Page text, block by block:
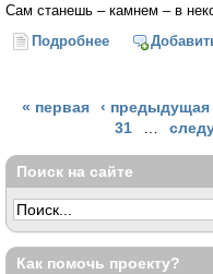
Сам станешь – камнем – в
Подробнее о
Страницы
« первая ‹ предыдущая
31
…
Поиск на сайте
Как помочь проекту?